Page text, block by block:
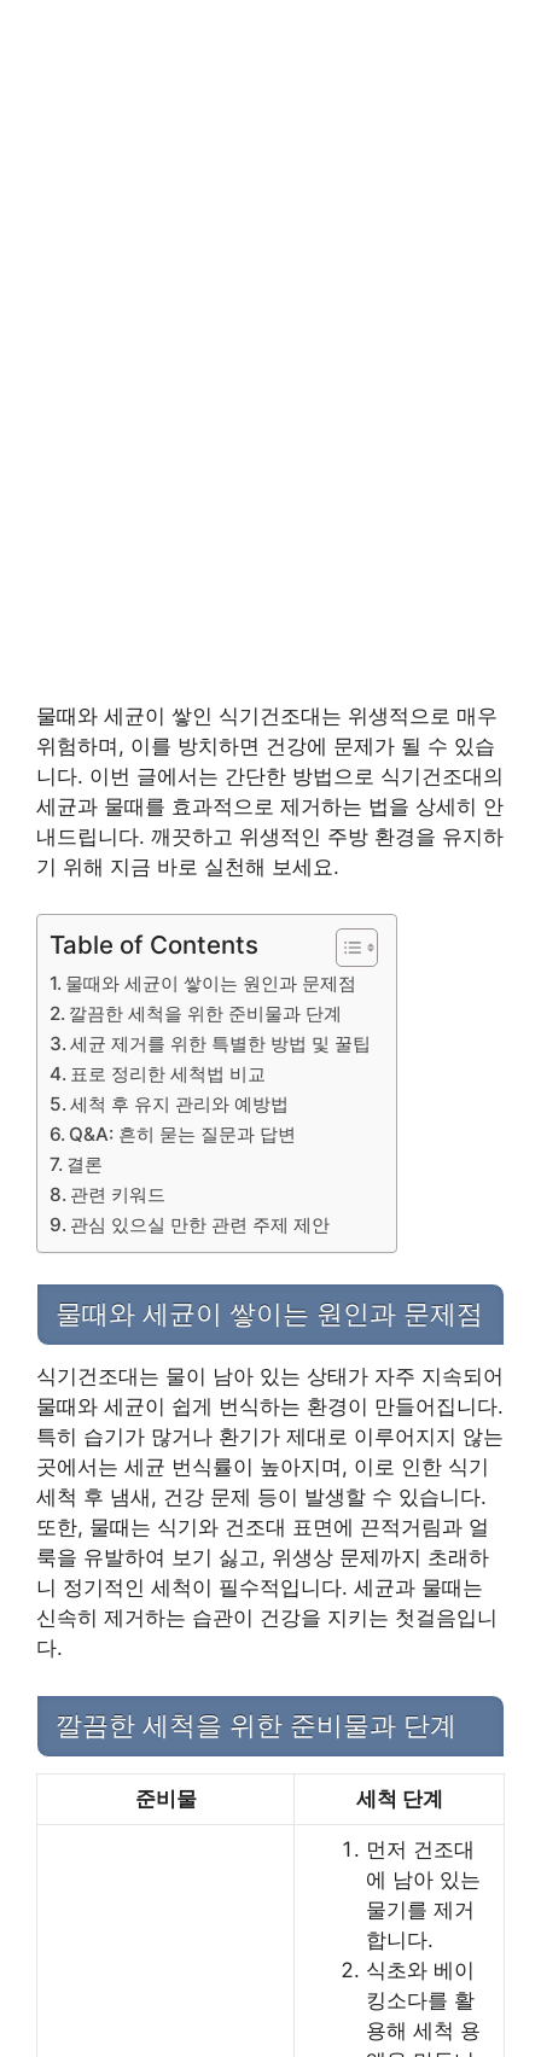
물때와 세균이 쌓인 식기건조대는 위생적으로 매우
위험하며, 이를 방치하면 건강에 문제가 될 수 있습
니다. 이번 글에서는 간단한 방법으로 식기건조대의
세균과 물때를 효과적으로 제거하는 법을 상세히 안
내드립니다. 깨끗하고 위생적인 주방 환경을 유지하
기 위해 지금 바로 실천해 보세요.
Table of Contents
물때와 세균이 쌓이는 원인과 문제점
깔끔한 세척을 위한 준비물과 단계
세균 제거를 위한 특별한 방법 및 꿀팁
표로 정리한 세척법 비교
세척 후 유지 관리와 예방법
Q&A: 흔히 묻는 질문과 답변
결론
관련 키워드
관심 있으실 만한 관련 주제 제안
물때와 세균이 쌓이는 원인과 문제점
식기건조대는 물이 남아 있는 상태가 자주 지속되어
물때와 세균이 쉽게 번식하는 환경이 만들어집니다.
특히 습기가 많거나 환기가 제대로 이루어지지 않는
곳에서는 세균 번식률이 높아지며, 이로 인한 식기
세척 후 냄새, 건강 문제 등이 발생할 수 있습니다.
또한, 물때는 식기와 건조대 표면에 끈적거림과 얼
룩을 유발하여 보기 싫고, 위생상 문제까지 초래하
니 정기적인 세척이 필수적입니다. 세균과 물때는
신속히 제거하는 습관이 건강을 지키는 첫걸음입니
다.
깔끔한 세척을 위한 준비물과 단계
준비물 세척 단계
먼저 건조대
에 남아 있는
물기를 제거
합니다.
식초와 베이
킹소다를 활
용해 세척 용